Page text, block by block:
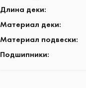
Длина деки:
Материал деки:
Материал подвески:
Подшипники: